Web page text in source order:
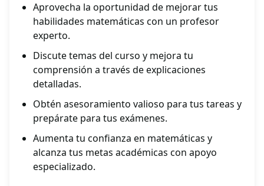
Aprovecha la oportunidad de mejorar tus
habilidades matemáticas con un profesor
experto.
Discute temas del curso y mejora tu
comprensión a través de explicaciones
detalladas.
Obtén asesoramiento valioso para tus tareas y
prepárate para tus exámenes.
Aumenta tu confianza en matemáticas y
alcanza tus metas académicas con apoyo
especializado.